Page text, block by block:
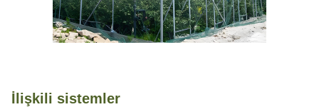
İlişkili sistemler